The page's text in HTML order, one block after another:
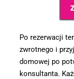
Po rezerwacji
zwrotnego i
domowej po
konsultanta.